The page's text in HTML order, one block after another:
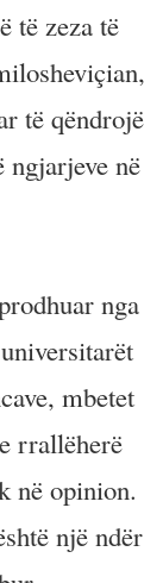
të zeza të
të qëndrojë
ngjarjeve në
nga
mbetet
rrallëherë
në opinion.
një ndër